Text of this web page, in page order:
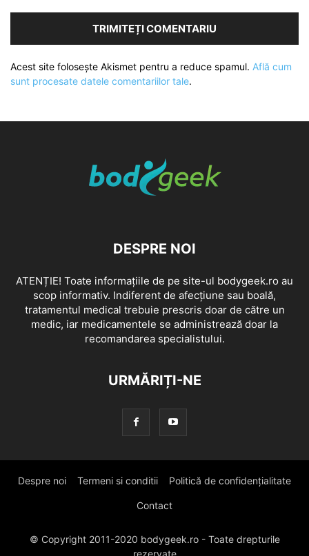
Acest site folosește Akismet pentru a reduce spamul. Află cum
sunt procesate datele comentariilor tale.
DESPRE NOI
ATENȚIE! Toate informațiile de pe site-ul bodygeek.ro au
scop informativ. Indiferent de afecțiune sau boală,
tratamentul medical trebuie prescris doar de către un
medic, iar medicamentele se administrează doar la
recomandarea specialistului.
URMĂRIȚI-NE
Despre noi Termeni si conditii Politică de confidențialitate
Contact
© Copyright 2011-2020 bodygeek.ro - Toate drepturile
rezervate